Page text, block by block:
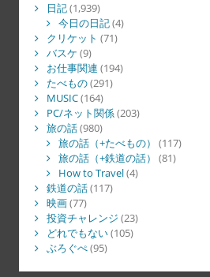
日記(1,939)
今日の日記(4)
クリケット (71)
バスケ (9)
お仕事関連 (194)
たべもの(291)
MUSIC(164)
PC/ネット関係(203)
旅の話(980)
旅の話（+たべもの）
(117)
旅の話（+鉄道の話）
(81)
How to Travel(4)
鉄道の話(117)
映画(77)
投資チャレンジ (23)
どれでもない(105)
ぶろぐぺ(95)